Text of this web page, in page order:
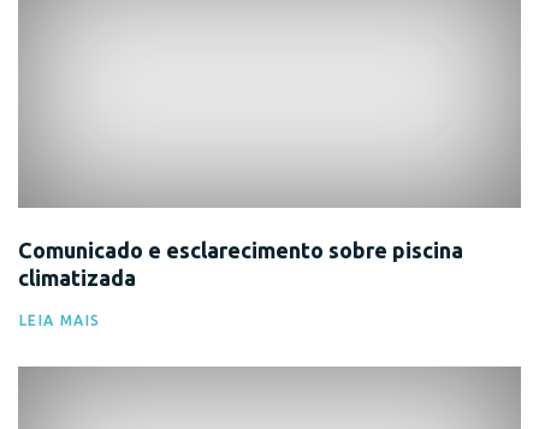
Comunicado e esclarecimento sobre piscina
climatizada
LEIA MAISComunicado